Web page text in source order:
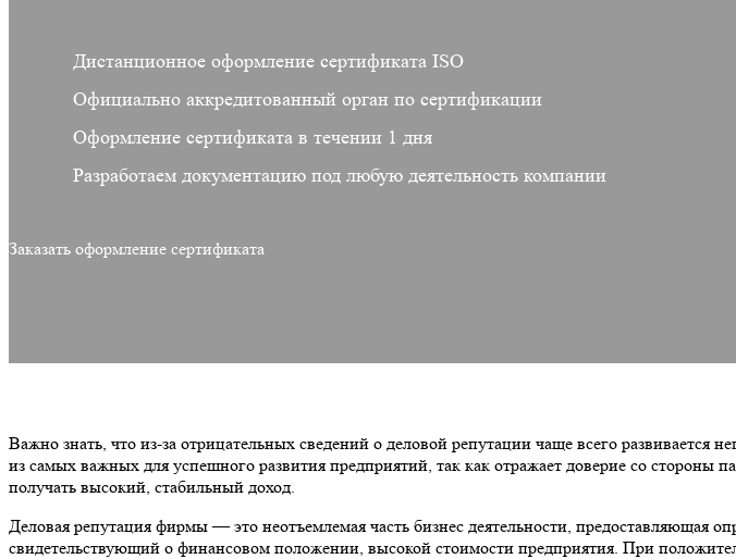
Дистанционное оформление сертификата ISO
Официально аккредитованный орган по сертификации
Оформление сертификата в течении 1 дня
Разработаем документацию под любую деятельность компании
Заказать оформление сертификата
Важно знать, что из-за отрицательных сведений о деловой репутации чаще всего развивается
из самых важных для успешного развития предприятий, так как отражает доверие со
получать высокий, стабильный доход.
Деловая репутация фирмы — это неотъемлемая часть бизнес деятельности, предоставляющая
свидетельствующий о финансовом положении, высокой стоимости предприятия. При